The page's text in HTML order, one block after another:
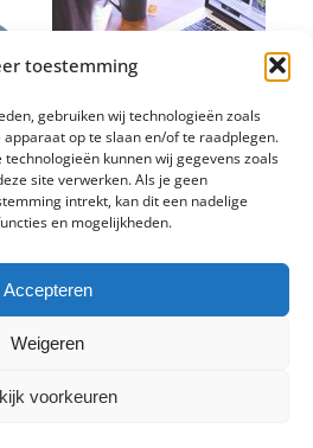
toestemming
gebruiken wij technologieën zoals
op te slaan en/of te raadplegen.
kunnen wij gegevens zoals
site verwerken. Als je geen
intrekt, kan dit een nadelige
en mogelijkheden.
Accepteren
Weigeren
voorkeuren